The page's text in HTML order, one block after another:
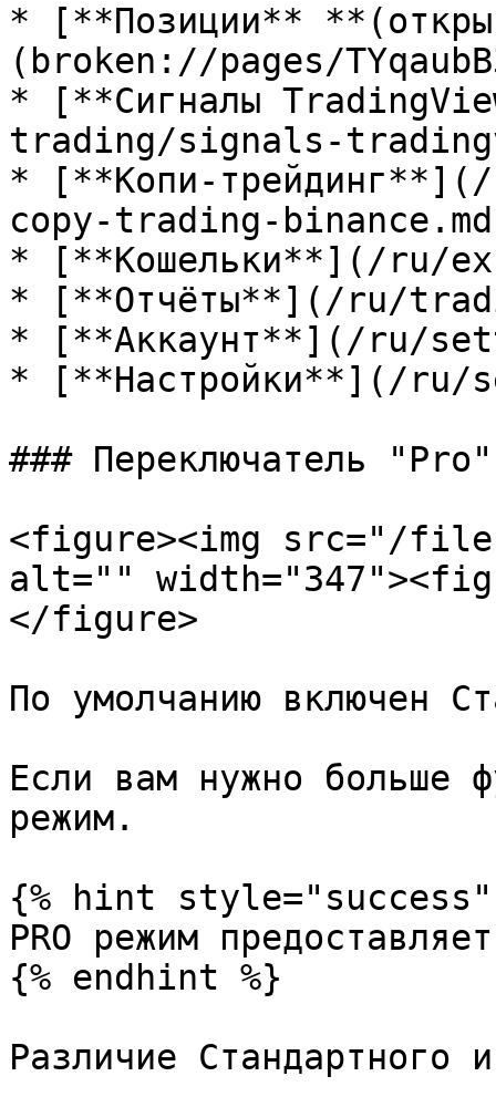
* [**Позиции**
(broken://pages/
* [**Сигналы
trading/signals-
* [**Копи-
copy-trading-
* [**Кошельки**](/ru/
* [**Отчёты**](/ru/
* [**Аккаунт**](/ru/
* [**Настройки**](/ru/
### Переключатель
<figure><img src="/
alt=""
</figure>
По умолчанию включен
Если вам нужно больше
режим.
{% hint style="success"
PRO режим
{% endhint %}
Различие Стандартного